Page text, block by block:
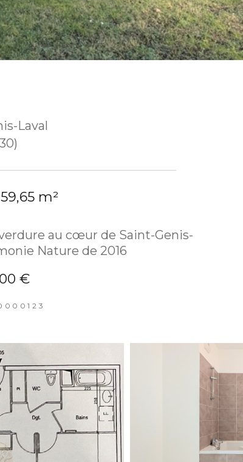
Laval
m²
au cœur de Saint-Genis-
Nature de 2016
€